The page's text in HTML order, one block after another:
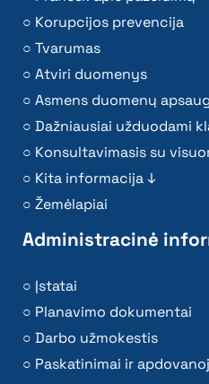
Korupcijos prevencija
Tvarumas
Atviri duomenys
Asmens duomenų
Dažniausiai užduodami
Konsultavimasis su
Kita informacija ↓
Žemėlapiai
Administracinė
Įstatai
Planavimo dokumentai
Darbo užmokestis
Paskatinimai ir